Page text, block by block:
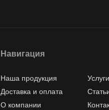
Навигация
Наша продукция
Услуги
Доставка и оплата
О компании